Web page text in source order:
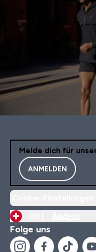
Melde dich für
ANMELDEN
Folge uns